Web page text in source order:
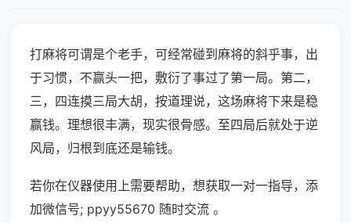
打麻将可谓是个老手，可经常碰到麻将的斜乎事，出
于习惯，不赢头一把，敷衍了事过了第一局。第二，
三，四连摸三局大胡，按道理说，这场麻将下来是稳
赢钱。理想很丰满，现实很骨感。至四局后就处于逆
风局，归根到底还是输钱。
若你在仪器使用上需要帮助，想获取一对一指导，添
加微信号; ppyy55670 随时交流 。